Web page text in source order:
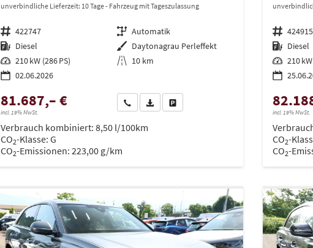
unverbindliche Lieferzeit: 10 Tage Fahrzeug mit Tageszulassung
Fahrzeugnr. 422747 Getriebe Automatik
Kraftstoff Diesel Außenfarbe Daytonagrau Perleffekt
Leistung 210 kW (286 PS) Kilometerstand 10 km
02.06.2026
81.687,– €
incl. 19% MwSt.
Wir rufen Sie an
PDF-Datei, Fahrzeugexposé drucken
Drucken, parken oder vergleichen
Verbrauch kombiniert: 8,50 l/100km
CO2-Klasse: G
CO2-Emissionen: 223,00 g/km
Fahrzeugnr. 424915
Kraftstoff Diesel
Leistung 210
incl. 19% MwSt.
CO2-
CO2-